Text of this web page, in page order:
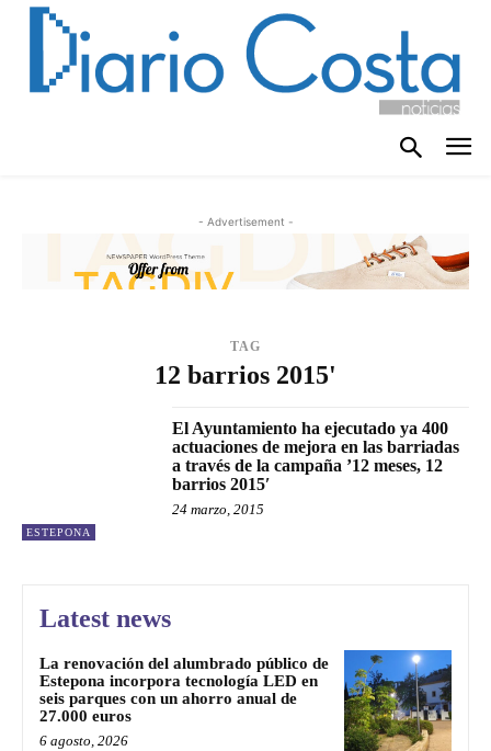
- Advertisement -
TAG
12 barrios 2015'
ESTEPONA
El Ayuntamiento ha ejecutado ya 400
actuaciones de mejora en las barriadas
a través de la campaña ’12 meses, 12
barrios 2015′
24 marzo, 2015
Latest news
La renovación del alumbrado público de
Estepona incorpora tecnología LED en
seis parques con un ahorro anual de
27.000 euros
6 agosto, 2026